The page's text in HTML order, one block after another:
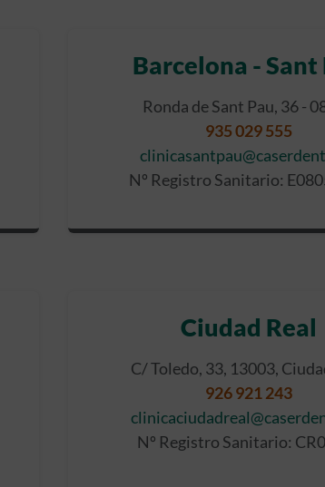
Barcelona - Sant
Ronda de Sant Pau, 36 -
935 029 555
Nº Registro Sanitario:
Ciudad Real
C/ Toledo, 33, 13003,
926 921 243
Nº Registro Sanitario: